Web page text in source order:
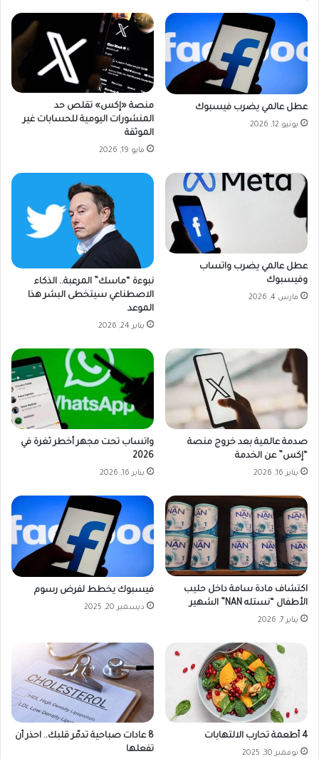
عطل عالمي يضرب فيسبوك
يونيو 12, 2026
منصة «إكس» تقلص حد
المنشورات اليومية للحسابات غير
الموثقة
مايو 19, 2026
عطل عالمي يضرب واتساب
وفيسبوك
مارس 4, 2026
نبوءة “ماسك” المرعبة.. الذكاء
الاصطناعي سيتخطى البشر هذا
الموعد
يناير 24, 2026
صدمة عالمية بعد خروج منصة
“إكس” عن الخدمة
يناير 16, 2026
واتساب تحت مجهر أخطر ثغرة في
2026
يناير 16, 2026
اكتشاف مادة سامة داخل حليب
الأطفال “نستله NAN” الشهير
يناير 7, 2026
فيسبوك يخطط لفرض رسوم
ديسمبر 20, 2025
4 أطعمة تحارب الالتهابات
نوفمبر 30, 2025
8 عادات صباحية تدمّر قلبك.. احذر أن
تفعلها